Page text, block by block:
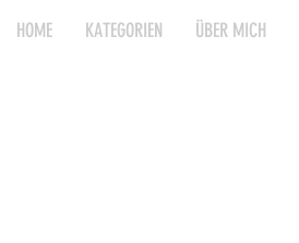
HOME KATEGORIEN ÜBER MICH